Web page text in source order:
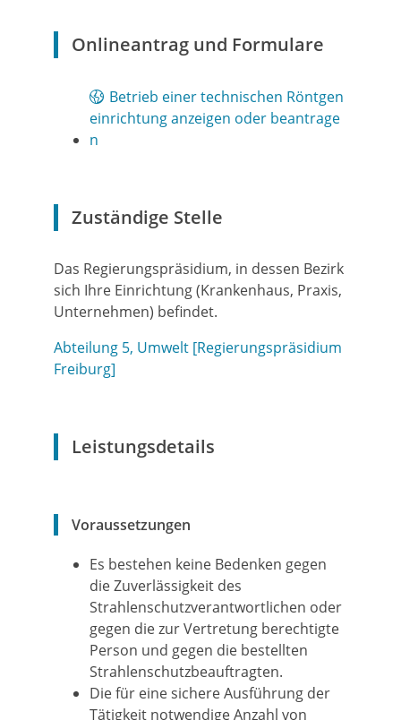
Onlineantrag und Formulare
Betrieb einer technischen Röntgen
einrichtung anzeigen oder beantrage
n
Zuständige Stelle
Das Regierungspräsidium, in dessen Bezirk
sich Ihre Einrichtung (Krankenhaus, Praxis,
Unternehmen) befindet.
Abteilung 5, Umwelt [Regierungspräsidium
Freiburg]
Leistungsdetails
Voraussetzungen
Es bestehen keine Bedenken gegen
die Zuverlässigkeit des
Strahlenschutzverantwortlichen oder
gegen die zur Vertretung berechtigte
Person und gegen die bestellten
Strahlenschutzbeauftragten.
Die für eine sichere Ausführung der
Tätigkeit notwendige Anzahl von